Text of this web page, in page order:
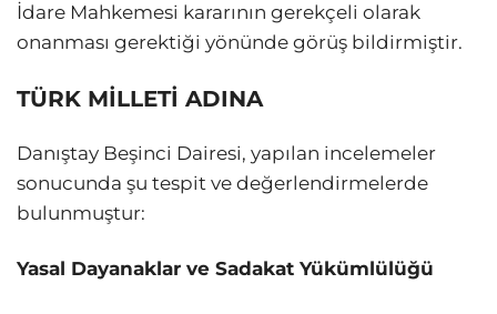
İdare Mahkemesi kararının gerekçeli olarak
onanması gerektiği yönünde görüş bildirmiştir.
TÜRK MİLLETİ ADINA
Danıştay Beşinci Dairesi, yapılan incelemeler
sonucunda şu tespit ve değerlendirmelerde
bulunmuştur:
Yasal Dayanaklar ve Sadakat Yükümlülüğü